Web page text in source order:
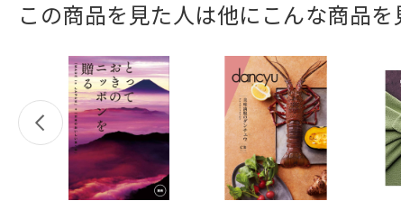
この商品を見た人は他にこんな商品を